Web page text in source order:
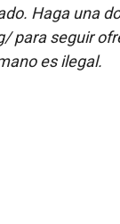
Haga una
para seguir
es ilegal.